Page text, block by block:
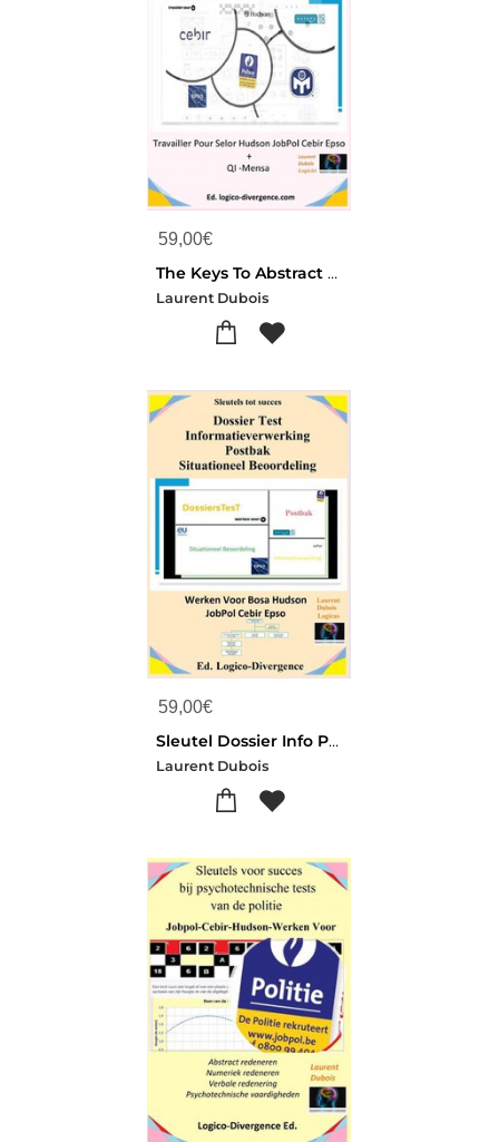
59,00€
The Keys To Abstract Reasoning Test
Laurent Dubois
59,00€
Sleutel Dossier Info Postbak Situatie
Laurent Dubois